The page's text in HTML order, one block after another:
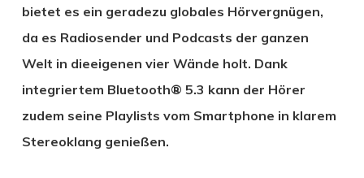
bietet es ein geradezu globales Hörvergnügen,
da es Radiosender und Podcasts der ganzen
Welt in dieeigenen vier Wände holt. Dank
integriertem Bluetooth® 5.3 kann der Hörer
zudem seine Playlists vom Smartphone in klarem
Stereoklang genießen.